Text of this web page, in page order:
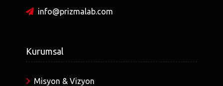
info@prizmalab.com
Kurumsal
Misyon & Vizyon